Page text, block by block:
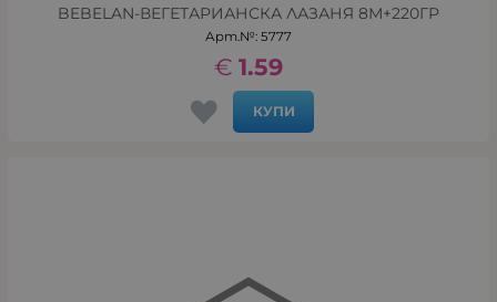
BEBELAN-ВЕГЕТАРИАНСКА ЛАЗАНЯ 8М+220ГР
Арт.№: 5777
1.59
€
КУПИ